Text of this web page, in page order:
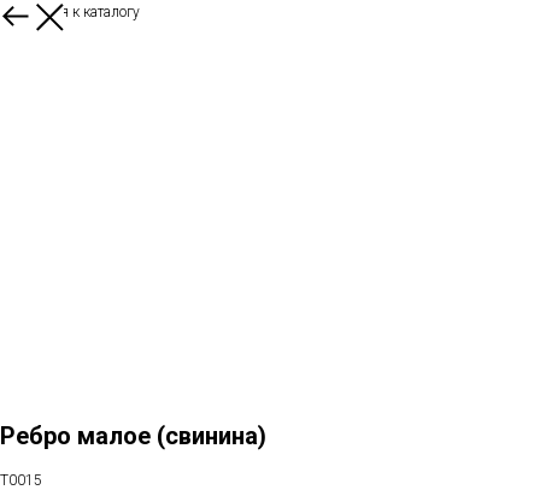
Вернуться к каталогу
Ребро малое (свинина)
T0015